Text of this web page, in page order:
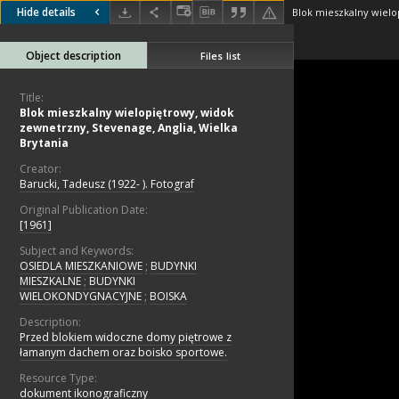
Hide details
Object description Files list
Title:
Blok mieszkalny wielopiętrowy, widok
zewnetrzny, Stevenage, Anglia, Wielka
Brytania
Creator:
Barucki, Tadeusz (1922- ). Fotograf
Original Publication Date:
[1961]
Subject and Keywords:
OSIEDLA MIESZKANIOWE ; BUDYNKI
MIESZKALNE ; BUDYNKI
WIELOKONDYGNACYJNE ; BOISKA
Description:
Przed blokiem widoczne domy piętrowe z
łamanym dachem oraz boisko sportowe.
Resource Type:
dokument ikonograficzny